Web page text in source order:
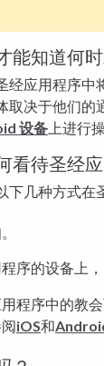
能知道何
经应用程序中
取决于他们
设备 上进行
看待圣经
下几种方式在
序的设备上
程序中的教
iOS和